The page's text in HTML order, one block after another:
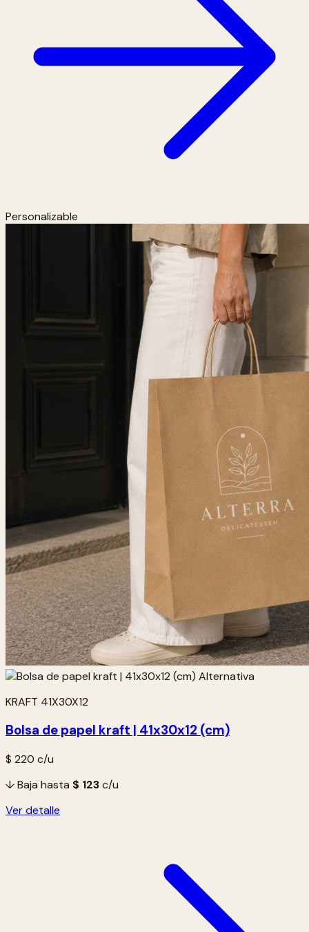
Personalizable
KRAFT 41X30X12
Bolsa de papel kraft | 41x30x12 (cm)
$ 220 c/u
↓ Baja hasta $ 123c/u
Ver detalle